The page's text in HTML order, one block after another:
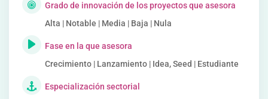
Grado de innovación de los proyectos que asesora
Alta | Notable | Media | Baja | Nula
Fase en la que asesora
Crecimiento | Lanzamiento | Idea, Seed | Estudiante
Especialización sectorial